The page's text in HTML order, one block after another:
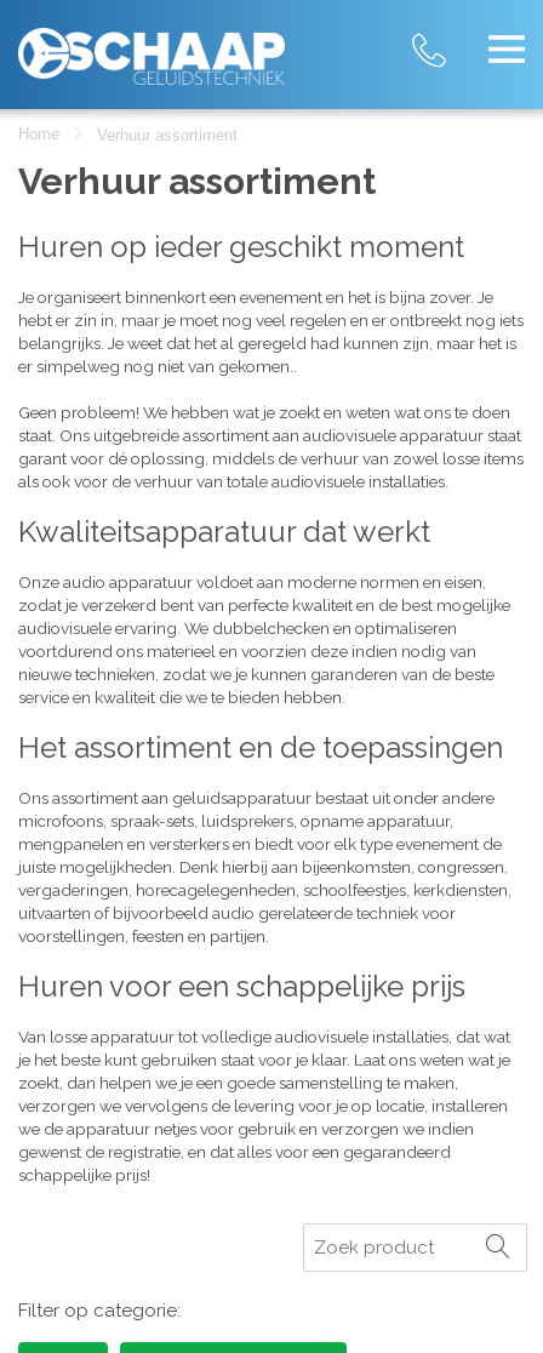
Home Verhuur assortiment
Verhuur assortiment
Huren op ieder geschikt moment
Je organiseert binnenkort een evenement en het is bijna zover. Je
hebt er zin in, maar je moet nog veel regelen en er ontbreekt nog iets
belangrijks. Je weet dat het al geregeld had kunnen zijn, maar het is
er simpelweg nog niet van gekomen..
Geen probleem! We hebben wat je zoekt en weten wat ons te doen
staat. Ons uitgebreide assortiment aan audiovisuele apparatuur staat
garant voor dé oplossing, middels de verhuur van zowel losse items
als ook voor de verhuur van totale audiovisuele installaties.
Kwaliteitsapparatuur dat werkt
Onze audio apparatuur voldoet aan moderne normen en eisen,
zodat je verzekerd bent van perfecte kwaliteit en de best mogelijke
audiovisuele ervaring. We dubbelchecken en optimaliseren
voortdurend ons materieel en voorzien deze indien nodig van
nieuwe technieken, zodat we je kunnen garanderen van de beste
service en kwaliteit die we te bieden hebben.
Het assortiment en de toepassingen
Ons assortiment aan geluidsapparatuur bestaat uit onder andere
microfoons, spraak-sets, luidsprekers, opname apparatuur,
mengpanelen en versterkers en biedt voor elk type evenement de
juiste mogelijkheden. Denk hierbij aan bijeenkomsten, congressen,
vergaderingen, horecagelegenheden, schoolfeestjes, kerkdiensten,
uitvaarten of bijvoorbeeld audio gerelateerde techniek voor
voorstellingen, feesten en partijen.
Huren voor een schappelijke prijs
Van losse apparatuur tot volledige audiovisuele installaties, dat wat
je het beste kunt gebruiken staat voor je klaar. Laat ons weten wat je
zoekt, dan helpen we je een goede samenstelling te maken,
verzorgen we vervolgens de levering voor je op locatie, installeren
we de apparatuur netjes voor gebruik en verzorgen we indien
gewenst de registratie, en dat alles voor een gegarandeerd
schappelijke prijs!
Zoeken
Filter op categorie: